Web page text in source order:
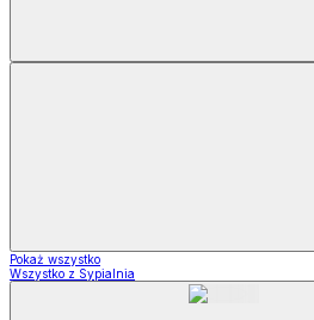
Pokaż wszystko
Wszystko z Sypialnia